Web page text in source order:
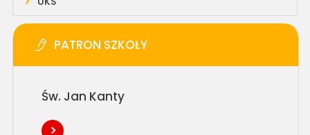
PATRON SZKOŁY
Św. Jan Kanty